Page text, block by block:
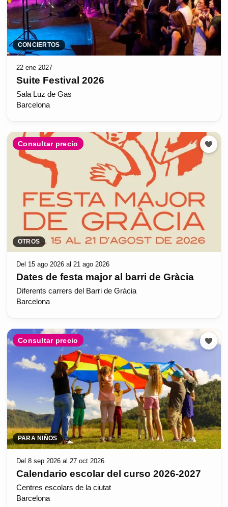
CONCIERTOS
22 ene 2027
Suite Festival 2026
Sala Luz de Gas
Barcelona
Consultar precio
OTROS
Del 15 ago 2026 al 21 ago 2026
Dates de festa major al barri de Gràcia
Diferents carrers del Barri de Gràcia
Barcelona
Consultar precio
PARA NIÑOS
Del 8 sep 2026 al 27 oct 2026
Calendario escolar del curso 2026-2027
Centres escolars de la ciutat
Barcelona